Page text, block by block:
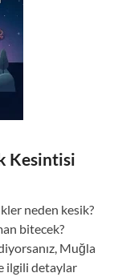
Kesintisi
neden kesik?
bitecek?
Muğla
ilgili detaylar